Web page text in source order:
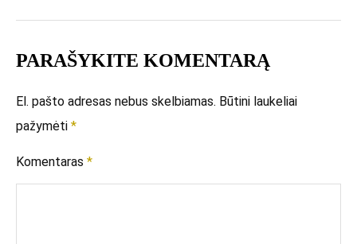
PARAŠYKITE KOMENTARĄ
El. pašto adresas nebus skelbiamas. Būtini laukeliai
pažymėti *
Komentaras *